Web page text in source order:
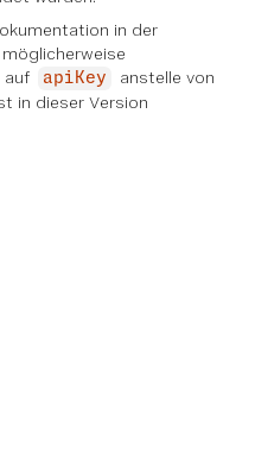
in der
auf
apiKey anstelle von
in dieser Version